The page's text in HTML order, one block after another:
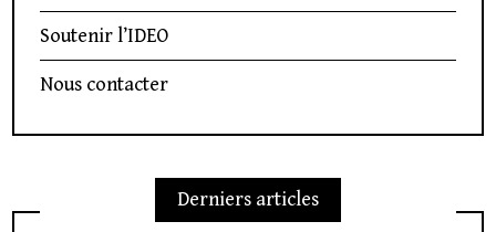
Soutenir l’IDEO
Nous contacter
Derniers articles